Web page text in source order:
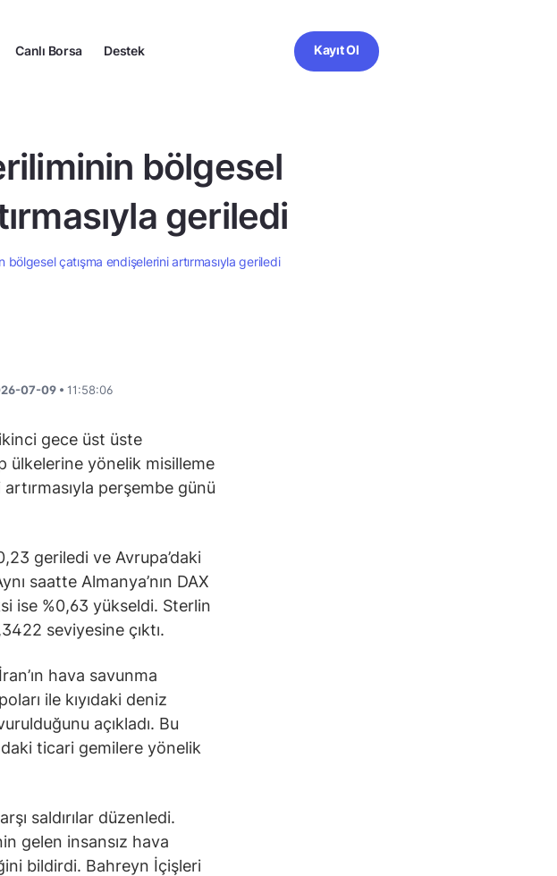
Canlı Borsa Destek Kayıt Ol
bölgesel
geriledi
bölgesel çatışma endişelerini artırmasıyla geriledi
07-09 • 11:58:06
gece üst üste
ülkelerine yönelik misilleme
artırmasıyla perşembe günü
geriledi ve Avrupa’daki
saatte Almanya’nın DAX
ise %0,63 yükseldi. Sterlin
seviyesine çıktı.
hava savunma
ile kıyıdaki deniz
açıkladı. Bu
ticari gemilere yönelik
saldırılar düzenledi.
gelen insansız hava
bildirdi. Bahreyn İçişleri